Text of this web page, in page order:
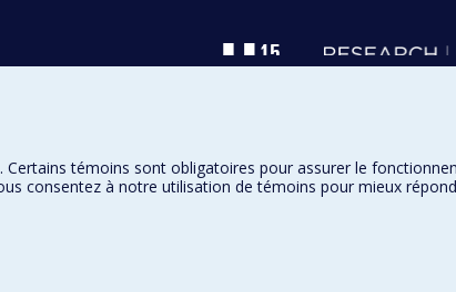
Certains témoins sont obligatoires pour assurer le
consentez à notre utilisation de témoins pour mieux